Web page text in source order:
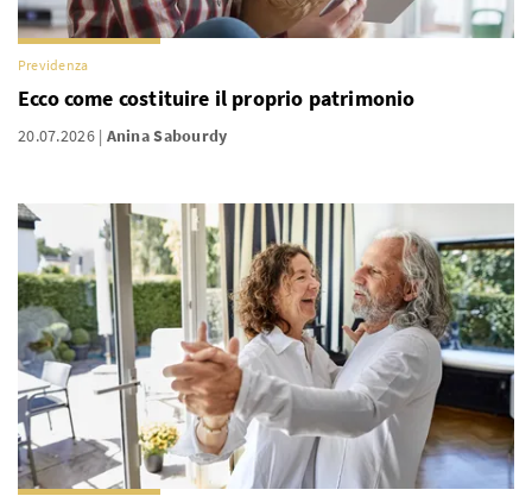
Previdenza
Ecco come costituire il proprio patrimonio
20.07.2026 Anina Sabourdy